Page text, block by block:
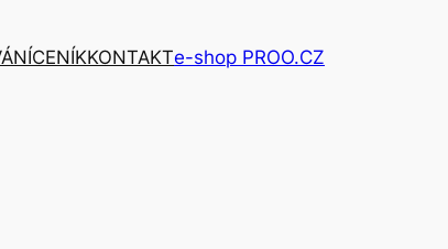
CENÍKKONTAKTe-shop PROO.CZ